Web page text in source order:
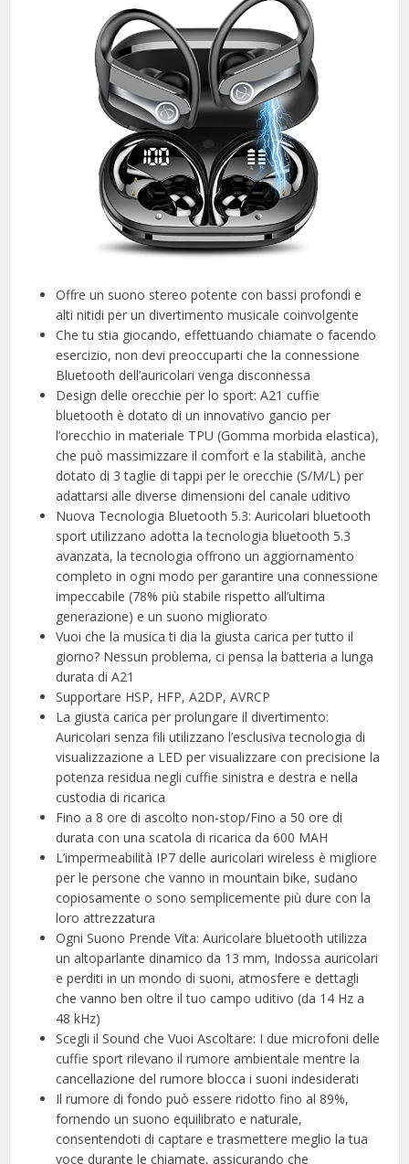
Offre un suono stereo potente con bassi profondi e
alti nitidi per un divertimento musicale coinvolgente
Che tu stia giocando, effettuando chiamate o facendo
esercizio, non devi preoccuparti che la connessione
Bluetooth dell’auricolari venga disconnessa
Design delle orecchie per lo sport: A21 cuffie
bluetooth è dotato di un innovativo gancio per
l’orecchio in materiale TPU (Gomma morbida elastica),
che può massimizzare il comfort e la stabilità, anche
dotato di 3 taglie di tappi per le orecchie (S/M/L) per
adattarsi alle diverse dimensioni del canale uditivo
Nuova Tecnologia Bluetooth 5.3: Auricolari bluetooth
sport utilizzano adotta la tecnologia bluetooth 5.3
avanzata, la tecnologia offrono un aggiornamento
completo in ogni modo per garantire una connessione
impeccabile (78% più stabile rispetto all’ultima
generazione) e un suono migliorato
Vuoi che la musica ti dia la giusta carica per tutto il
giorno? Nessun problema, ci pensa la batteria a lunga
durata di A21
Supportare HSP, HFP, A2DP, AVRCP
La giusta carica per prolungare il divertimento:
Auricolari senza fili utilizzano l’esclusiva tecnologia di
visualizzazione a LED per visualizzare con precisione la
potenza residua negli cuffie sinistra e destra e nella
custodia di ricarica
Fino a 8 ore di ascolto non-stop/Fino a 50 ore di
durata con una scatola di ricarica da 600 MAH
L’impermeabilità IP7 delle auricolari wireless è migliore
per le persone che vanno in mountain bike, sudano
copiosamente o sono semplicemente più dure con la
loro attrezzatura
Ogni Suono Prende Vita: Auricolare bluetooth utilizza
un altoparlante dinamico da 13 mm, Indossa auricolari
e perditi in un mondo di suoni, atmosfere e dettagli
che vanno ben oltre il tuo campo uditivo (da 14 Hz a
48 kHz)
Scegli il Sound che Vuoi Ascoltare: I due microfoni delle
cuffie sport rilevano il rumore ambientale mentre la
cancellazione del rumore blocca i suoni indesiderati
Il rumore di fondo può essere ridotto fino al 89%,
fornendo un suono equilibrato e naturale,
consentendoti di captare e trasmettere meglio la tua
voce durante le chiamate, assicurando che